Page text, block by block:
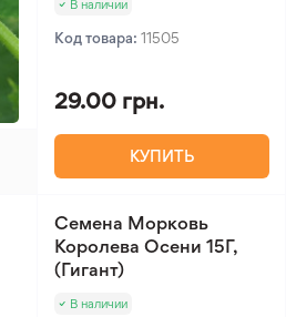
В наличии
Код товара: 11505
29.00 грн.
КУПИТЬ
Семена Морковь
Королева Осени 15Г,
(Гигант)
В наличии